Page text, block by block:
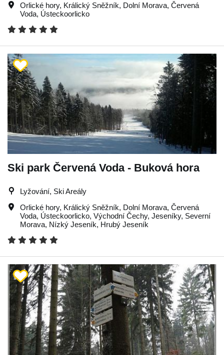
Orlické hory, Králický Sněžník, Dolní Morava, Červená
Voda, Ústeckoorlicko
Ski park Červená Voda - Buková hora
Lyžování, Ski Areály
Orlické hory, Králický Sněžník, Dolní Morava, Červená
Voda, Ústeckoorlicko, Východní Čechy, Jeseníky, Severní
Morava, Nízký Jeseník, Hrubý Jeseník